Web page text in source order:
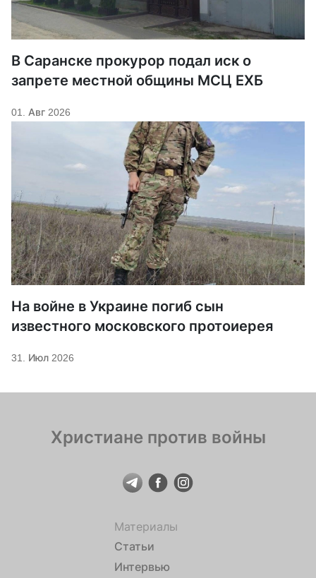
В Саранске прокурор подал иск о
запрете местной общины МСЦ ЕХБ
01. Авг 2026
На войне в Украине погиб сын
известного московского протоиерея
31. Июл 2026
Христиане против войны
Материалы
Статьи
Интервью